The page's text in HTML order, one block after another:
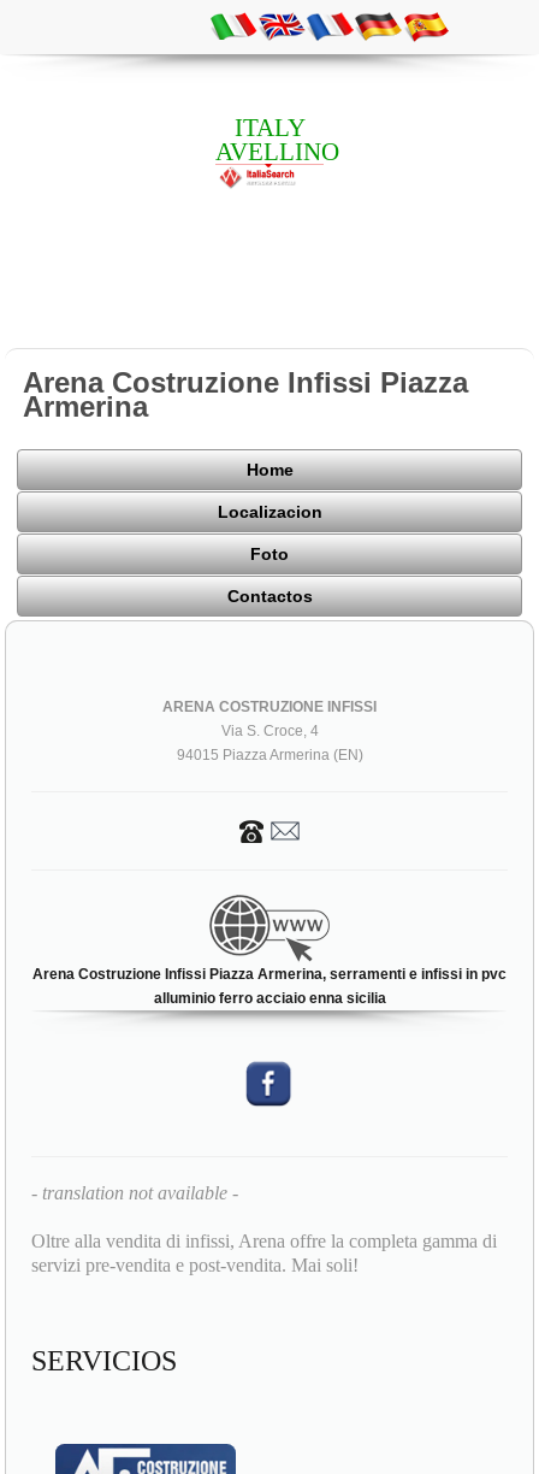
ITALY
AVELLINO
Arena Costruzione Infissi Piazza
Armerina
Home
Localizacion
Foto
Contactos
ARENA COSTRUZIONE INFISSI
Via S. Croce, 4
94015 Piazza Armerina (EN)
Arena Costruzione Infissi Piazza Armerina, serramenti e infissi in pvc
alluminio ferro acciaio enna sicilia
- translation not available -
Oltre alla vendita di infissi, Arena offre la completa gamma di
servizi pre-vendita e post-vendita. Mai soli!
SERVICIOS